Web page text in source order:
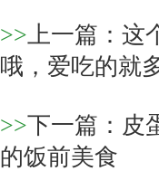
>>上一篇： 这
哦，爱吃的就
>>下一篇： 皮
的饭前美食